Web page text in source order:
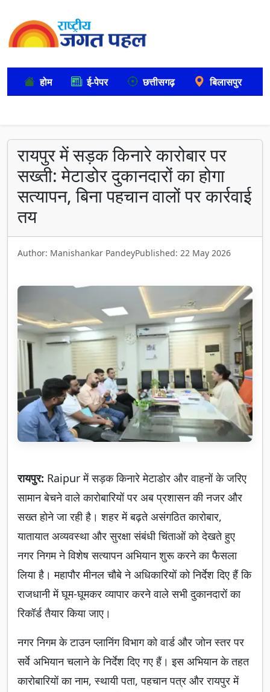
होम ई-पेपर छत्तीसगढ़ बिलासपुर
रायपुर में सड़क किनारे कारोबार पर
सख्ती: मेटाडोर दुकानदारों का होगा
सत्यापन, बिना पहचान वालों पर कार्रवाई
तय
Author: Manishankar PandeyPublished: 22 May 2026
रायपुर: Raipur में सड़क किनारे मेटाडोर और वाहनों के जरिए
सामान बेचने वाले कारोबारियों पर अब प्रशासन की नजर और
सख्त होने जा रही है। शहर में बढ़ते असंगठित कारोबार,
यातायात अव्यवस्था और सुरक्षा संबंधी चिंताओं को देखते हुए
नगर निगम ने विशेष सत्यापन अभियान शुरू करने का फैसला
लिया है। महापौर मीनल चौबे ने अधिकारियों को निर्देश दिए हैं कि
राजधानी में घूम-घूमकर व्यापार करने वाले सभी दुकानदारों का
रिकॉर्ड तैयार किया जाए।
नगर निगम के टाउन प्लानिंग विभाग को वार्ड और जोन स्तर पर
सर्वे अभियान चलाने के निर्देश दिए गए हैं। इस अभियान के तहत
कारोबारियों का नाम, स्थायी पता, पहचान पत्र और रायपुर में